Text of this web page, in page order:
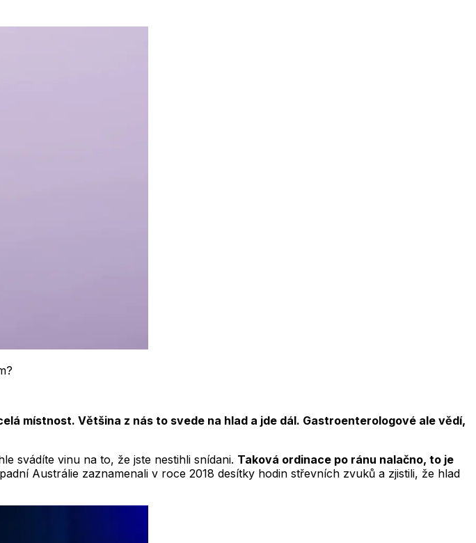
místnost. Většina z nás to svede na hlad a jde dál. Gastroenterologové ale vědí,
svádíte vinu na to, že jste nestihli snídani. Taková ordinace po ránu nalačno, to je
Austrálie zaznamenali v roce 2018 desítky hodin střevních zvuků a zjistili, že hlad